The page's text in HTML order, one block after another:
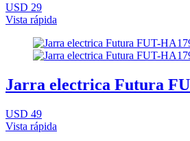
USD 29
Vista rápida
Jarra electrica Futura
USD 49
Vista rápida